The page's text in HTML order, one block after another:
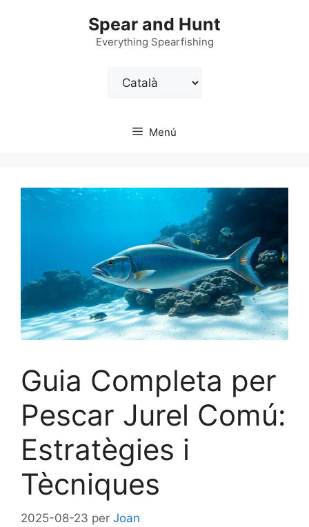
Spear and Hunt
Everything Spearfishing
Trieu
Menú
Guia Completa per
Pescar Jurel Comú:
Estratègies i
Tècniques
2025-08-23 per Joan